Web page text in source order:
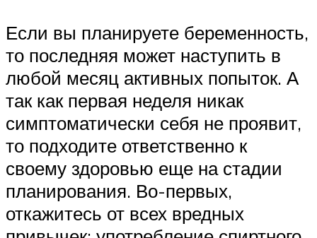
Если вы планируете беременность,
то последняя может наступить в
любой месяц активных попыток. А
так как первая неделя никак
симптоматически себя не проявит,
то подходите ответственно к
своему здоровью еще на стадии
планирования. Во-первых,
откажитесь от всех вредных